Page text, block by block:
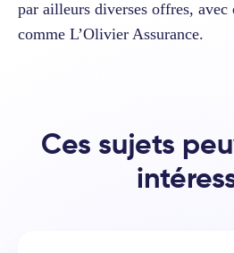
par ailleurs diverses offres, avec
comme L’Olivier Assurance.
Ces sujets